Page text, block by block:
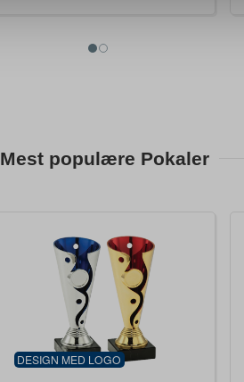
Mest populære Pokaler
DESIGN MED LOGO